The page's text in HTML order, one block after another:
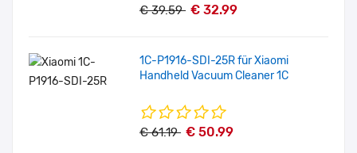
€ 39.59 € 32.99
1C-P1916-SDI-25R für Xiaomi
Handheld Vacuum Cleaner 1C
€ 61.19 € 50.99